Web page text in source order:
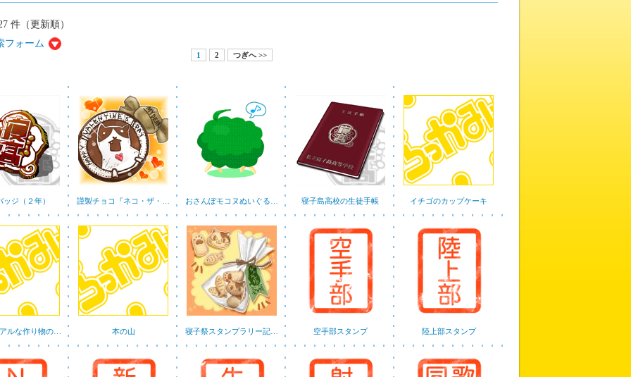
件（更新順）
フォーム
1 2 つぎへ >>
ッジ（２年） 謹製チョコ『ネコ・ザ・… おさんぽモコヌぬいぐる… 寝子島高校の生徒手帳 イチゴのカップケーキ
ルな作り物の… 本の山 寝子祭スタンプラリー記… 空手部スタンプ 陸上部スタンプ